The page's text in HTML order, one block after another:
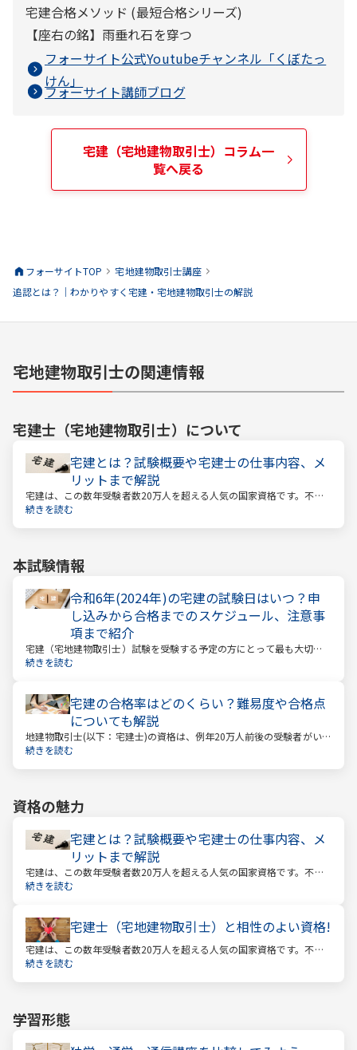
宅建合格メソッド (最短合格シリーズ)
【座右の銘】雨垂れ石を穿つ
フォーサイト公式Youtubeチャンネル「くぼたっ
けん 」
フォーサイト講師ブログ
宅建（宅地建物取引士） コラム一
覧へ戻る
フォーサイトTOP 宅地建物取引士講座
追認とは？｜わかりやすく宅建・宅地建物取引士の解説
宅地建物取引士の関連情報
宅建士（宅地建物取引士） について
宅建とは？試験概要や宅建士の仕事内容、メ
リットまで解説
宅建は、この数年受験者数20万人を超える人気の国家資格です。不動
産業に携わる人をはじめ、他業種、学生、主婦まで、さまざまな方が
続きを読む
本試験情報
令和6年(2024年)の宅建の試験日はいつ？申
し込みから合格までのスケジュール、注意事
項まで紹介
宅建（宅地建物取引士）試験を受験する予定の方にとって最も大切な
情報は「試験日」です。いつから勉強を始めるか、もう始めているな
続きを読む
宅建の合格率はどのくらい？難易度や合格点
についても解説
地建物取引士(以下：宅建士)の資格は、例年20万人前後の受験者がいる
人気資格。 その試験の合格率は15～18%程度であり、過去10年の平均
続きを読む
資格の魅力
宅建とは？試験概要や宅建士の仕事内容、メ
リットまで解説
宅建は、この数年受験者数20万人を超える人気の国家資格です。不動
産業に携わる人をはじめ、他業種、学生、主婦まで、さまざまな方が
続きを読む
宅建士（宅地建物取引士）と相性のよい資格!
宅建は、この数年受験者数20万人を超える人気の国家資格です。不動
産業に携わる人をはじめ、他業種、学生、主婦まで、さまざまな方が
続きを読む
学習形態